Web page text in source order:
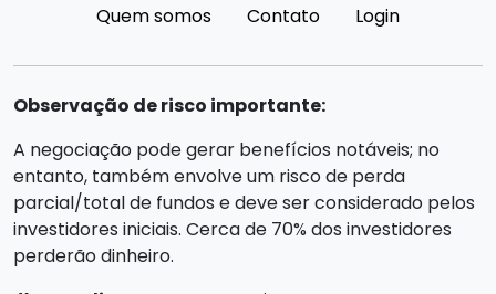
Quem somos Contato Login
Observação de risco importante:
A negociação pode gerar benefícios notáveis; no
entanto, também envolve um risco de perda
parcial/total de fundos e deve ser considerado pelos
investidores iniciais. Cerca de 70% dos investidores
perderão dinheiro.